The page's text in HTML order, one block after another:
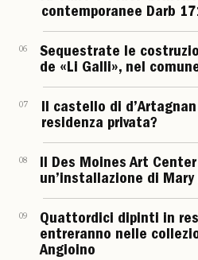
contemporanee Darb
06
Sequestrate le
de «Li Galli», nel
07
Il castello di
residenza privata?
08
Il Des Moines Art
un’installazione di
09
Quattordici dipinti in
entreranno nelle
Angioino